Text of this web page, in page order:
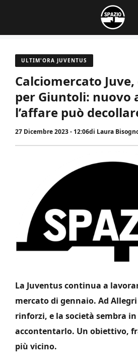
contenuto
ULTIM'ORA JUVENTUS
Calciomercato
per Giuntoli: nuovo
l’affare può
27 Dicembre 2023 - 12:06di Laura
La Juventus continua a
mercato di gennaio. Ad
rinforzi, e la società sembra
accontentarlo. Un obiettivo,
più vicino.